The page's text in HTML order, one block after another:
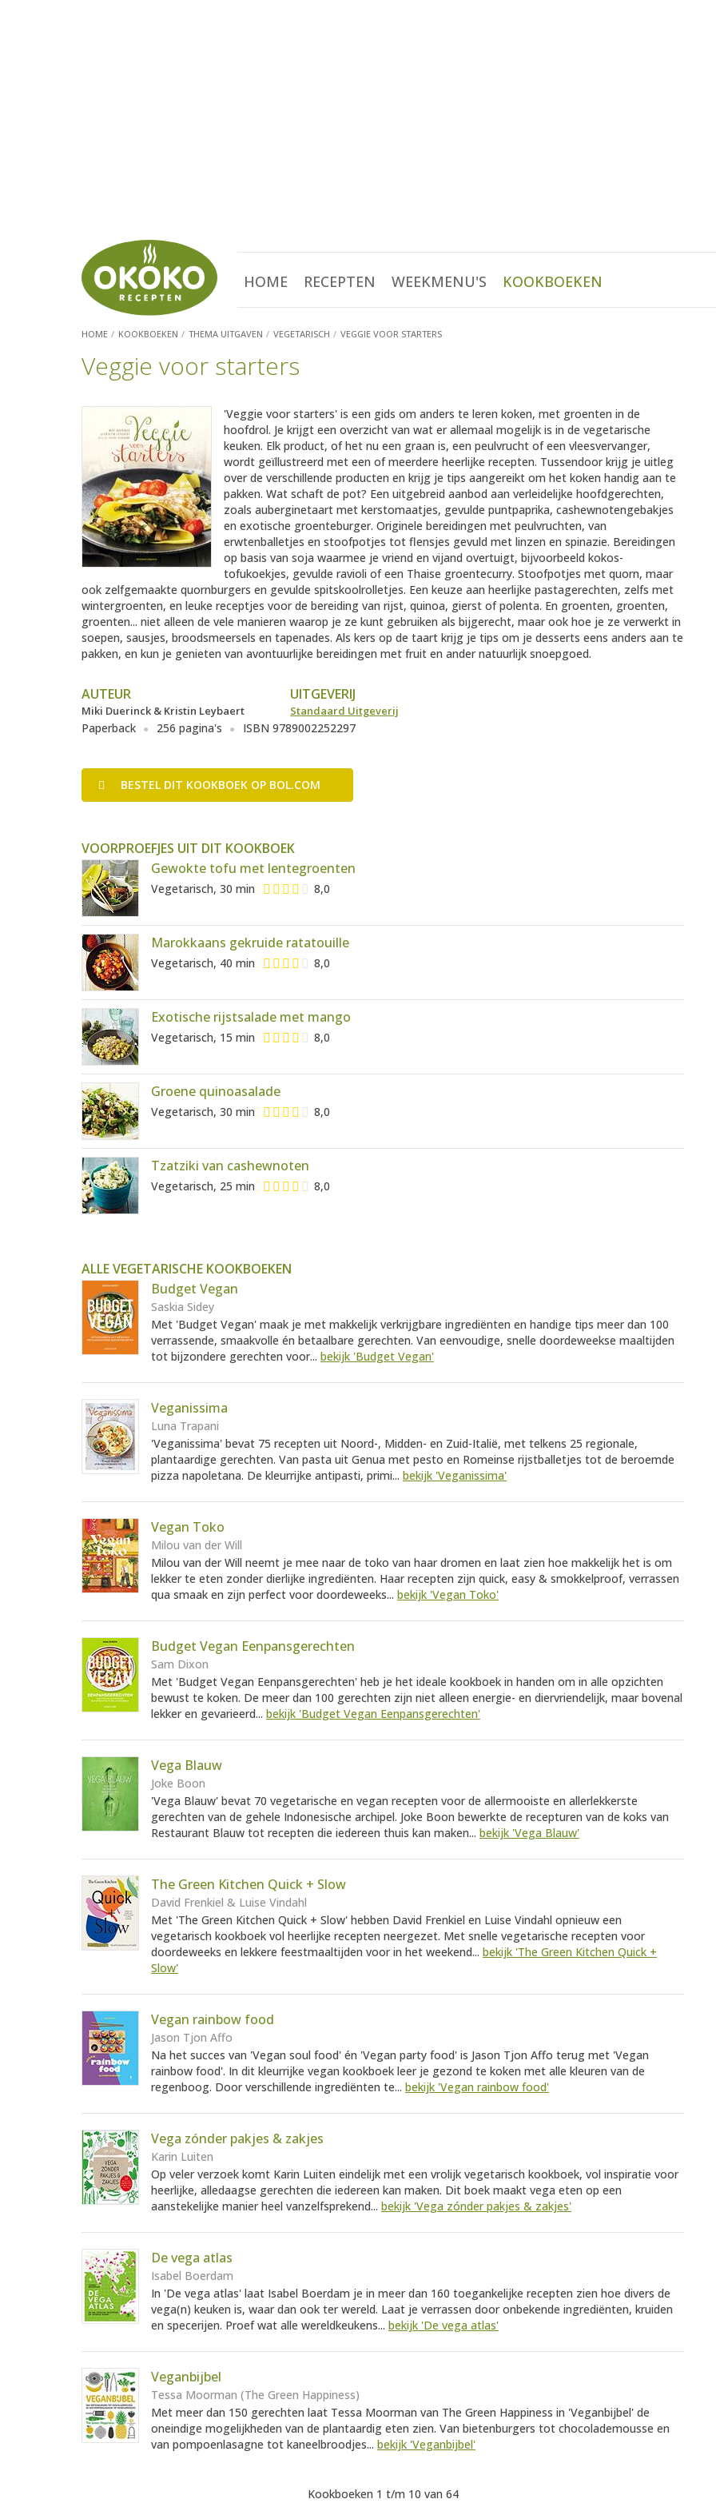
HOME RECEPTEN WEEKMENU'S KOOKBOEKEN
HOME KOOKBOEKEN THEMA UITGAVEN VEGETARISCH VEGGIE VOOR STARTERS
Veggie voor starters
'Veggie voor starters' is een gids om anders te leren koken, met groenten in de
hoofdrol. Je krijgt een overzicht van wat er allemaal mogelijk is in de vegetarische
keuken. Elk product, of het nu een graan is, een peulvrucht of een vleesvervanger,
wordt geïllustreerd met een of meerdere heerlijke recepten. Tussendoor krijg je uitleg
over de verschillende producten en krijg je tips aangereikt om het koken handig aan te
pakken. Wat schaft de pot? Een uitgebreid aanbod aan verleidelijke hoofdgerechten,
zoals auberginetaart met kerstomaatjes, gevulde puntpaprika, cashewnotengebakjes
en exotische groenteburger. Originele bereidingen met peulvruchten, van
erwtenballetjes en stoofpotjes tot flensjes gevuld met linzen en spinazie. Bereidingen
op basis van soja waarmee je vriend en vijand overtuigt, bijvoorbeeld kokos-
tofukoekjes, gevulde ravioli of een Thaise groentecurry. Stoofpotjes met quorn, maar
ook zelfgemaakte quornburgers en gevulde spitskoolrolletjes. Een keuze aan heerlijke pastagerechten, zelfs met
wintergroenten, en leuke receptjes voor de bereiding van rijst, quinoa, gierst of polenta. En groenten, groenten,
groenten... niet alleen de vele manieren waarop je ze kunt gebruiken als bijgerecht, maar ook hoe je ze verwerkt in
soepen, sausjes, broodsmeersels en tapenades. Als kers op de taart krijg je tips om je desserts eens anders aan te
pakken, en kun je genieten van avontuurlijke bereidingen met fruit en ander natuurlijk snoepgoed.
AUTEUR
Miki Duerinck & Kristin Leybaert
UITGEVERIJ
Standaard Uitgeverij
Paperback 256 pagina's ISBN 9789002252297
BESTEL DIT KOOKBOEK OP BOL.COM
VOORPROEFJES UIT DIT KOOKBOEK
Gewokte tofu met lentegroenten
Vegetarisch, 30 min 8,0
Marokkaans gekruide ratatouille
Vegetarisch, 40 min 8,0
Exotische rijstsalade met mango
Vegetarisch, 15 min 8,0
Groene quinoasalade
Vegetarisch, 30 min 8,0
Tzatziki van cashewnoten
Vegetarisch, 25 min 8,0
ALLE VEGETARISCHE KOOKBOEKEN
Budget Vegan
Saskia Sidey
Met 'Budget Vegan' maak je met makkelijk verkrijgbare ingrediënten en handige tips meer dan 100
verrassende, smaakvolle én betaalbare gerechten. Van eenvoudige, snelle doordeweekse maaltijden
tot bijzondere gerechten voor... bekijk 'Budget Vegan'
Veganissima
Luna Trapani
'Veganissima' bevat 75 recepten uit Noord-, Midden- en Zuid-Italië, met telkens 25 regionale,
plantaardige gerechten. Van pasta uit Genua met pesto en Romeinse rijstballetjes tot de beroemde
pizza napoletana. De kleurrijke antipasti, primi... bekijk 'Veganissima'
Vegan Toko
Milou van der Will
Milou van der Will neemt je mee naar de toko van haar dromen en laat zien hoe makkelijk het is om
lekker te eten zonder dierlijke ingrediënten. Haar recepten zijn quick, easy & smokkelproof, verrassen
qua smaak en zijn perfect voor doordeweeks... bekijk 'Vegan Toko'
Budget Vegan Eenpansgerechten
Sam Dixon
Met 'Budget Vegan Eenpansgerechten' heb je het ideale kookboek in handen om in alle opzichten
bewust te koken. De meer dan 100 gerechten zijn niet alleen energie- en diervriendelijk, maar bovenal
lekker en gevarieerd... bekijk 'Budget Vegan Eenpansgerechten'
Vega Blauw
Joke Boon
'Vega Blauw' bevat 70 vegetarische en vegan recepten voor de allermooiste en allerlekkerste
gerechten van de gehele Indonesische archipel. Joke Boon bewerkte de recepturen van de koks van
Restaurant Blauw tot recepten die iedereen thuis kan maken... bekijk 'Vega Blauw'
The Green Kitchen Quick + Slow
David Frenkiel & Luise Vindahl
Met 'The Green Kitchen Quick + Slow' hebben David Frenkiel en Luise Vindahl opnieuw een
vegetarisch kookboek vol heerlijke recepten neergezet. Met snelle vegetarische recepten voor
doordeweeks en lekkere feestmaaltijden voor in het weekend... bekijk 'The Green Kitchen Quick +
Slow'
Vegan rainbow food
Jason Tjon Affo
Na het succes van 'Vegan soul food' én 'Vegan party food' is Jason Tjon Affo terug met 'Vegan
rainbow food'. In dit kleurrijke vegan kookboek leer je gezond te koken met alle kleuren van de
regenboog. Door verschillende ingrediënten te... bekijk 'Vegan rainbow food'
Vega zónder pakjes & zakjes
Karin Luiten
Op veler verzoek komt Karin Luiten eindelijk met een vrolijk vegetarisch kookboek, vol inspiratie voor
heerlijke, alledaagse gerechten die iedereen kan maken. Dit boek maakt vega eten op een
aanstekelijke manier heel vanzelfsprekend... bekijk 'Vega zónder pakjes & zakjes'
De vega atlas
Isabel Boerdam
In 'De vega atlas' laat Isabel Boerdam je in meer dan 160 toegankelijke recepten zien hoe divers de
vega(n) keuken is, waar dan ook ter wereld. Laat je verrassen door onbekende ingrediënten, kruiden
en specerijen. Proef wat alle wereldkeukens... bekijk 'De vega atlas'
Veganbijbel
Tessa Moorman (The Green Happiness)
Met meer dan 150 gerechten laat Tessa Moorman van The Green Happiness in 'Veganbijbel' de
oneindige mogelijkheden van de plantaardig eten zien. Van bietenburgers tot chocolademousse en
van pompoenlasagne tot kaneelbroodjes... bekijk 'Veganbijbel'
Kookboeken 1 t/m 10 van 64